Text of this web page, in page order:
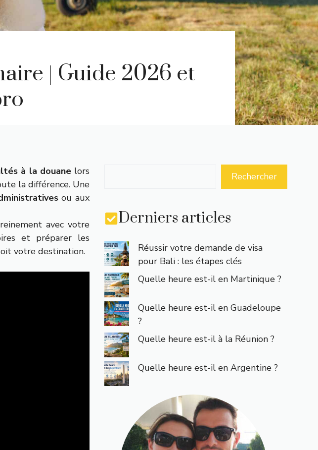
| Guide 2026 et
à la douanelors
la différence. Une
ou aux
avec votre
et préparer les
votre destination.
Rechercher
Derniers articles
Réussir votre demande de visa
pour Bali : les étapes clés
Quelle heure est-il en Martinique ?
Quelle heure est-il en Guadeloupe
?
Quelle heure est-il à la Réunion ?
Quelle heure est-il en Argentine ?